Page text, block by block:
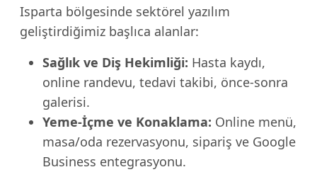
Isparta bölgesinde sektörel yazılım
geliştirdiğimiz başlıca alanlar:
Sağlık ve Diş Hekimliği: Hasta kaydı,
online randevu, tedavi takibi, önce-sonra
galerisi.
Yeme-İçme ve Konaklama: Online menü,
masa/oda rezervasyonu, sipariş ve Google
Business entegrasyonu.